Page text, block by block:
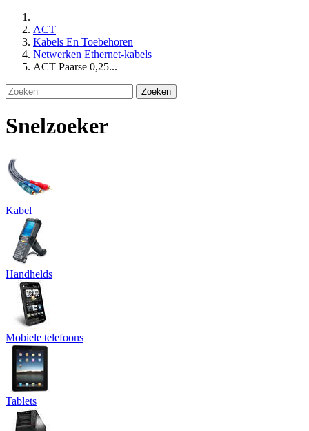
ACT
Kabels En Toebehoren
Netwerken Ethernet-kabels
ACT Paarse 0,25...
Zoeken
Snelzoeker
Kabel
Handhelds
Mobiele telefoons
Tablets